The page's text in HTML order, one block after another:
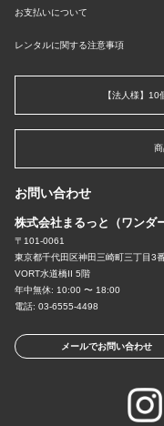
お支払いについて
レンタルに関する注意事項
【法人様】
お問い合わせ
株式会社まるっと（ワンダ
〒101-0061
東京都千代田区神田三崎町三丁目3
VORT水道橋II 5階
年中無休: 10:00 〜 18:00
電話: 03-6555-4498
メールでお問い合わせ